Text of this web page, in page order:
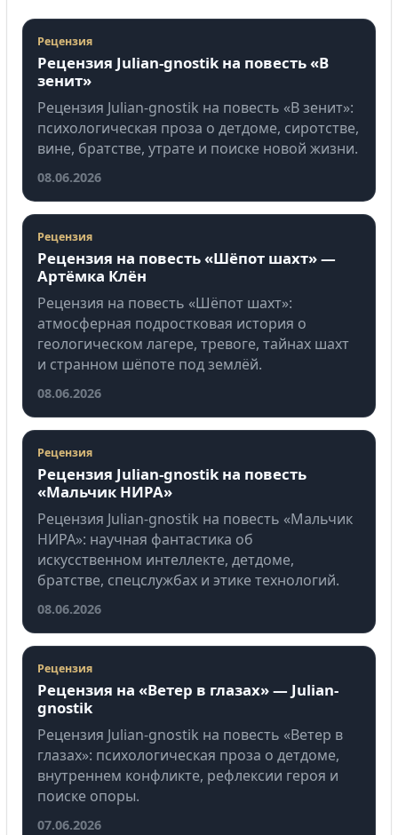
Рецензия
Рецензия Julian-gnostik на повесть «В
зенит»
Рецензия Julian-gnostik на повесть «В зенит»:
психологическая проза о детдоме, сиротстве,
вине, братстве, утрате и поиске новой жизни.
08.06.2026
Рецензия
Рецензия на повесть «Шёпот шахт» —
Артёмка Клён
Рецензия на повесть «Шёпот шахт»:
атмосферная подростковая история о
геологическом лагере, тревоге, тайнах шахт
и странном шёпоте под землёй.
08.06.2026
Рецензия
Рецензия Julian-gnostik на повесть
«Мальчик НИРА»
Рецензия Julian-gnostik на повесть «Мальчик
НИРА»: научная фантастика об
искусственном интеллекте, детдоме,
братстве, спецслужбах и этике технологий.
08.06.2026
Рецензия
Рецензия на «Ветер в глазах» — Julian-
gnostik
Рецензия Julian-gnostik на повесть «Ветер в
глазах»: психологическая проза о детдоме,
внутреннем конфликте, рефлексии героя и
поиске опоры.
07.06.2026